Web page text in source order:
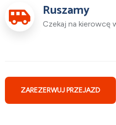
Ruszamy
Czekaj na kierowcę
ZAREZERWUJ PRZEJAZD